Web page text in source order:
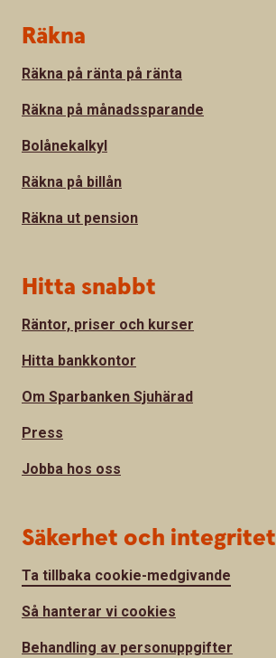
Sidfot
Räkna
Räkna på ränta på ränta
Räkna på månadssparande
Bolånekalkyl
Räkna på billån
Räkna ut pension
Hitta snabbt
Räntor, priser och kurser
Hitta bankkontor
Om Sparbanken Sjuhärad
Press
Jobba hos oss
Säkerhet och integritet
Ta tillbaka cookie-medgivande
Så hanterar vi cookies
Behandling av personuppgifter